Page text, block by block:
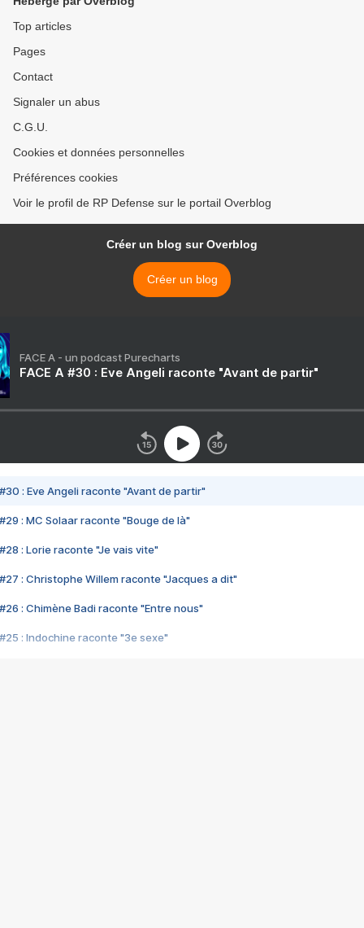
Top articles
Pages
Contact
Signaler un abus
C.G.U.
Cookies et données personnelles
Préférences cookies
Voir le profil de RP Defense sur le portail Overblog
Créer un blog sur Overblog
Créer un blog
FACE A - un podcast Purecharts
FACE A #30 : Eve Angeli raconte "Avant de partir"
#30 : Eve Angeli raconte "Avant de partir"
#29 : MC Solaar raconte "Bouge de là"
#28 : Lorie raconte "Je vais vite"
#27 : Christophe Willem raconte "Jacques a dit"
#26 : Chimène Badi raconte "Entre nous"
#25 : Indochine raconte "3e sexe"